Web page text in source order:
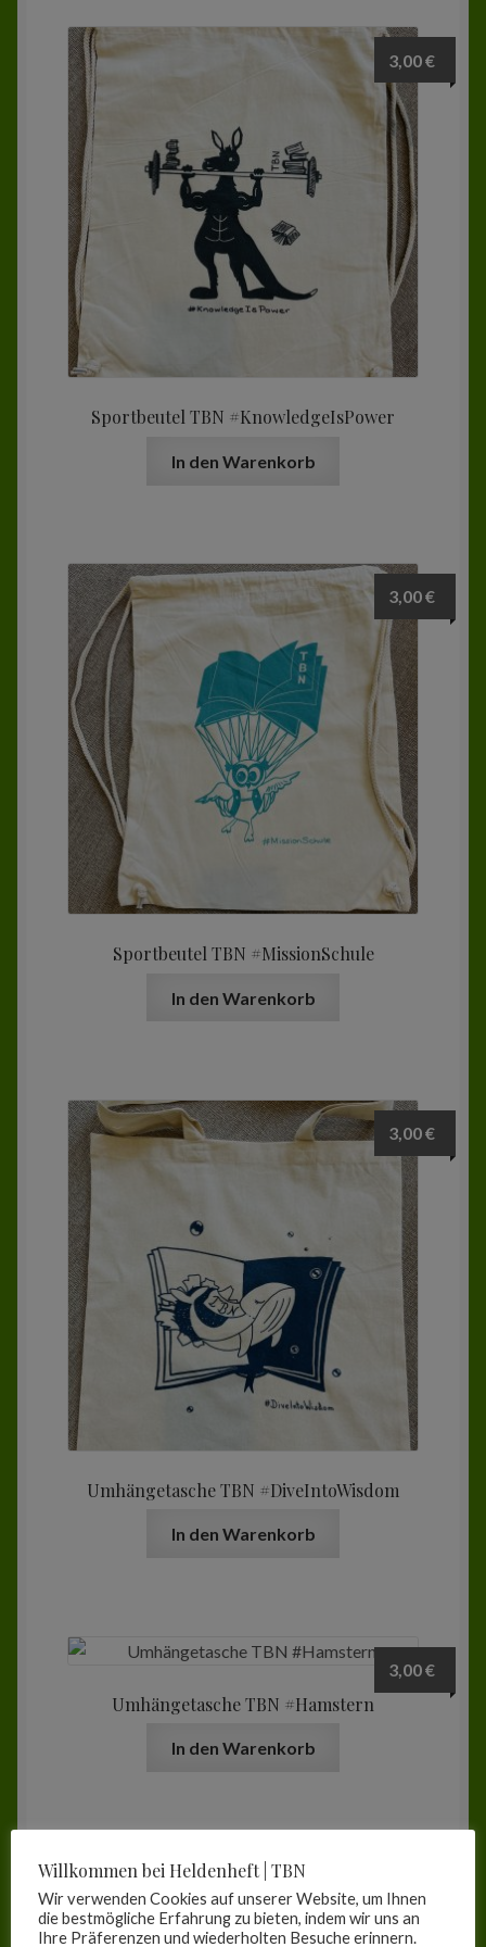
Zur Kasse
Mein Konto
Sportbeutel TBN #KnowledgeIsPower
3,00€
In den Warenkorb
Sportbeutel TBN #MissionSchule
3,00€
In den Warenkorb
Umhängetasche TBN #DiveIntoWisdom
3,00€
In den Warenkorb
Umhängetasche TBN #Hamstern
3,00€
In den Warenkorb
Collegeblock DIN A4 kariert
Willkommen bei Heldenheft | TBN
Wir verwenden Cookies auf unserer Website, um Ihnen
die bestmögliche Erfahrung zu bieten, indem wir uns an
Ihre Präferenzen und wiederholten Besuche erinnern.